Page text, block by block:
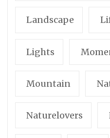
Landscape
Lights
Mountain
Naturelovers